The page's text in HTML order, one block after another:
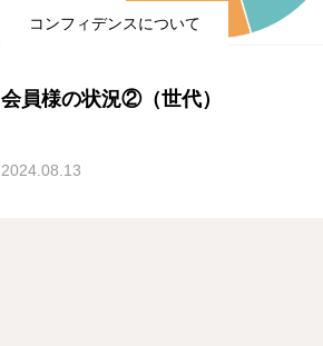
コンフィデンスについて
会員様の状況②（世代）
2024.08.13